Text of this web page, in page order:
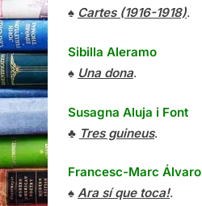
♠ Cartes (1916-1918).
Sibilla Aleramo
♠ Una dona.
Susagna Aluja i Font
♣ Tres guineus.
Francesc-Marc Álvaro
♠ Ara sí que toca!.